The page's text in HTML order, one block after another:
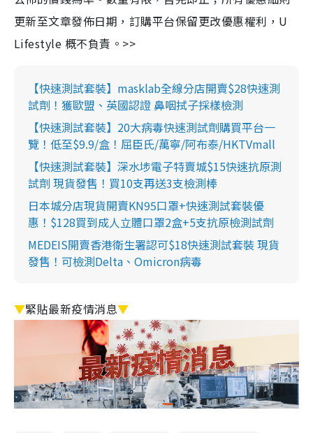
更新至文章發佈日期，訂購平台保留更改優惠權利，U
Lifestyle 概不負責。>>
【快速測試套裝】masklab全線分店開賣$28快速測
試劑！獲歐盟、英國認證 鼻咽拭子採樣檢測
【快速測試套裝】20大病毒快速測試劑購買平台一
覽！低至$9.9/盒！屈臣氏/萬寧/阿布泰/HKTVmall
【快速測試套裝】深水埗電子特賣城$15快速抗原測
試劑 現貨發售！買10支再送3支檢測棒
日本城分店現貨開賣KN95口罩+快速測試套裝優
惠！$128買到成人立體口罩2盒+5支抗原檢測試劑
MEDEIS開賣香港衛生署認可$18快速測試套裝 現貨
發售！可檢測Delta、Omicron病毒
▼緊貼最新疫情消息▼